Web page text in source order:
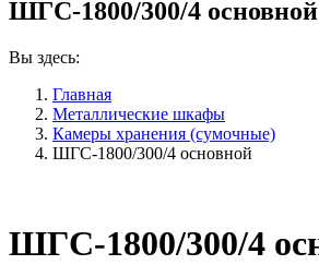
ШГС-1800/300/4 основной
Вы здесь:
Главная
Металлические шкафы
Камеры хранения (сумочные)
ШГС-1800/300/4 основной
ШГС-1800/300/4